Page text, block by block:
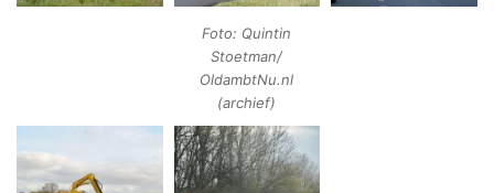
Foto: Quintin
Stoetman/
OldambtNu.nl
(archief)